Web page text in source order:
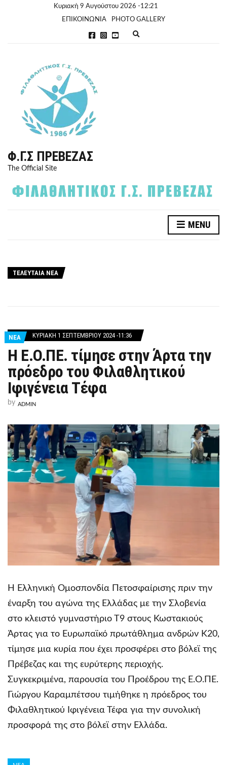
Κυριακή 9 Αυγούστου 2026 -12:21
ΕΠΙΚΟΙΝΩΝΙΑ
PHOTO GALLERY
Φ.Γ.Σ ΠΡΈΒΕΖΑΣ
The Official Site
MENU
ΤΕΛΕΥΤΑΙΑ ΝΕΑ
ΝΕΑ ΚΥΡΙΑΚΉ 1 ΣΕΠΤΕΜΒΡΊΟΥ 2024 -11:36
Η Ε.Ο.ΠΕ. τίμησε στην Άρτα την
πρόεδρο του Φιλαθλητικού
Ιφιγένεια Τέφα
by ADMIN
Η Ελληνική Ομοσπονδία Πετοσφαίρισης πριν την
έναρξη του αγώνα της Ελλάδας με την Σλοβενία
στο κλειστό γυμναστήριο Τ9 στους Κωστακιούς
Άρτας για το Ευρωπαϊκό πρωτάθλημα ανδρών Κ20,
τίμησε μια κυρία που έχει προσφέρει στο βόλεϊ της
Πρέβεζας και της ευρύτερης περιοχής.
Συγκεκριμένα, παρουσία του Προέδρου της Ε.Ο.ΠΕ.
Γιώργου Καραμπέτσου τιμήθηκε η πρόεδρος του
Φιλαθλητικού Ιφιγένεια Τέφα για την συνολική
προσφορά της στο βόλεϊ στην Ελλάδα.